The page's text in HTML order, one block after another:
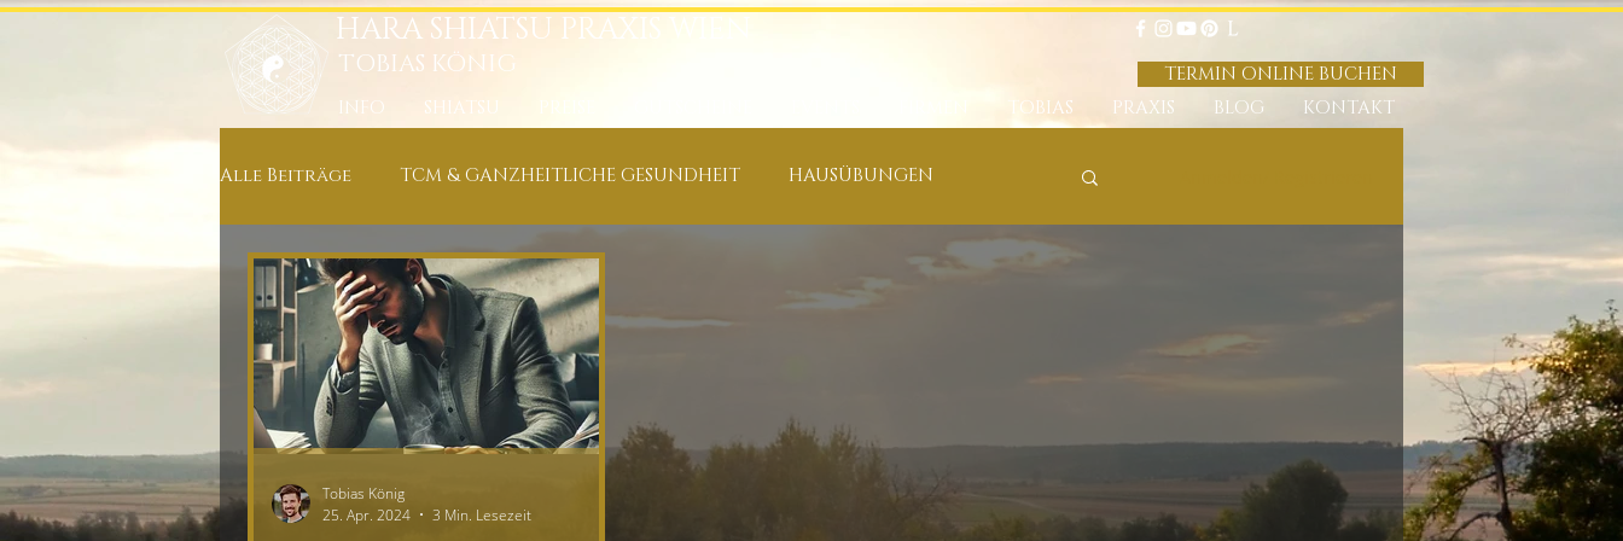
HARA SHIATSU PRAXIS WIEN
TOBIAS KÖNIG
INFO SHIATSU TOBIAS PRAXIS BLOG KONTAKT
TERMIN ONLINE BUCHEN
Alle Beiträge TCM & GANZHEITLICHE GESUNDHEIT HAUSÜBUNGEN
ERNÄHRUNG & KOCHREZEPTE KÄUTER, ÖLE & NAHRUNGSERGÄNZUNGEN
NEUIGKEITEN IN MEINER PRAXIS
ERFOLG, FREUDE & SPIRITUELLES
Tobias König
25. Apr. 2024
3 Min. Lesezeit